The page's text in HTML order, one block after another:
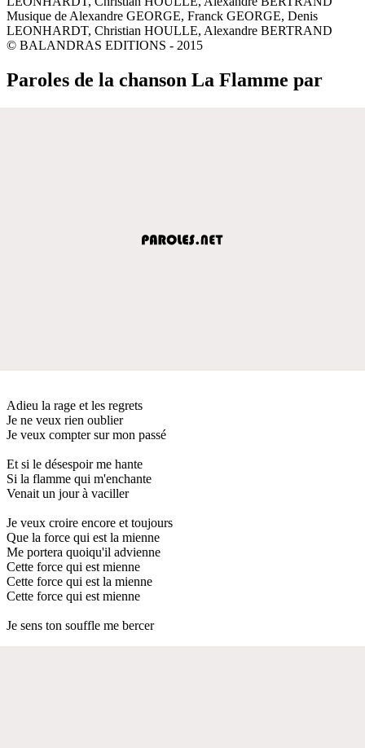
Musique de Alexandre GEORGE, Franck GEORGE, Denis
LEONHARDT, Christian HOULLE, Alexandre BERTRAND
© BALANDRAS EDITIONS - 2015
Paroles de la chanson La Flamme par
Adieu la rage et les regrets
Je ne veux rien oublier
Je veux compter sur mon passé
Et si le désespoir me hante
Si la flamme qui m'enchante
Venait un jour à vaciller
Je veux croire encore et toujours
Que la force qui est la mienne
Me portera quoiqu'il advienne
Cette force qui est mienne
Cette force qui est la mienne
Cette force qui est mienne
Je sens ton souffle me bercer